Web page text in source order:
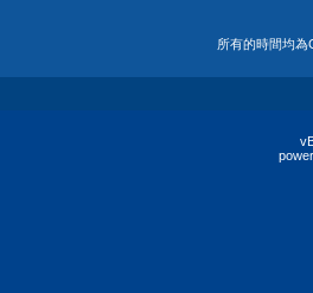
所有的時間均為